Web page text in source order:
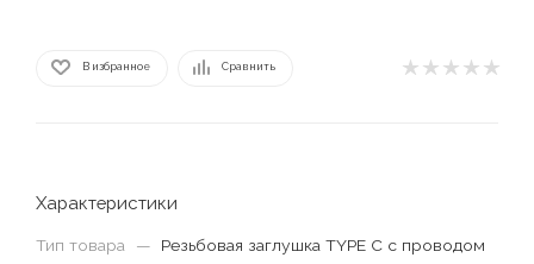
В избранное Сравнить
Характеристики
Тип товара —
Резьбовая заглушка TYPE C с проводом